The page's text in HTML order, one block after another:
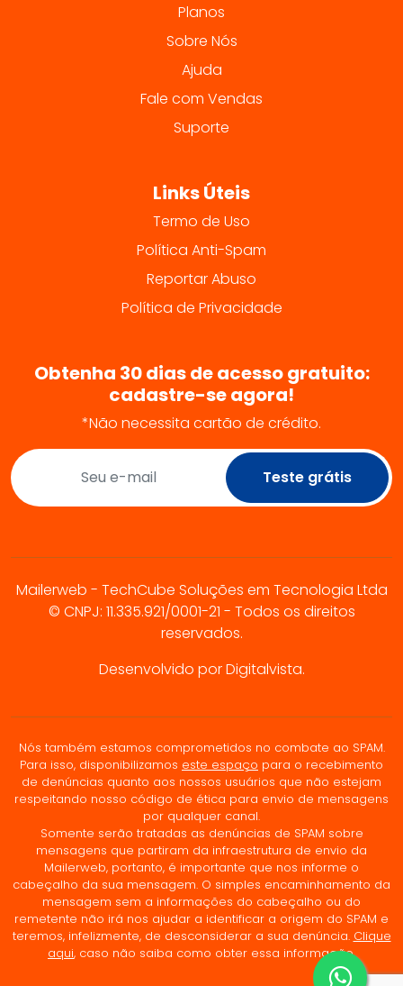
Planos
Sobre Nós
Ajuda
Fale com Vendas
Suporte
Links Úteis
Termo de Uso
Política Anti-Spam
Reportar Abuso
Política de Privacidade
Obtenha 30 dias de acesso gratuito:
cadastre-se agora!
*Não necessita cartão de crédito.
Teste grátis
Mailerweb - TechCube Soluções em Tecnologia Ltda
© CNPJ: 11.335.921/0001-21 - Todos os direitos
reservados.
Desenvolvido por Digitalvista.
Nós também estamos comprometidos no combate ao SPAM.
Para isso, disponibilizamos este espaço para o recebimento
de denúncias quanto aos nossos usuários que não estejam
respeitando nosso código de ética para envio de mensagens
por qualquer canal.
Somente serão tratadas as denúncias de SPAM sobre
mensagens que partiram da infraestrutura de envio da
Mailerweb, portanto, é importante que nos informe o
cabeçalho da sua mensagem. O simples encaminhamento da
mensagem sem a informações do cabeçalho ou do
remetente não irá nos ajudar a identificar a origem do SPAM e
teremos, infelizmente, de desconsiderar a sua denúncia. Clique
aqui, caso não saiba como obter essa informação.